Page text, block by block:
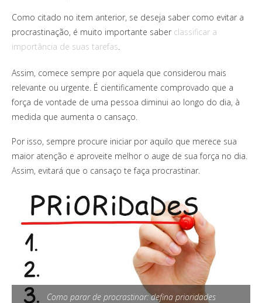
Como citado no item anterior, se deseja saber como evitar a
procrastinação, é muito importante saber classificar a
importância de suas tarefas
Assim, comece sempre por aquela que considerou mais
relevante ou urgente. É cientificamente comprovado que a
força de vontade de uma pessoa diminui ao longo do dia, à
medida que aumenta o cansaço.
Por isso, sempre procure iniciar por aquilo que merece sua
maior atenção e aproveite melhor o auge de sua força no dia.
Assim, evitará que o cansaço te faça procrastinar.
Como parar de procrastinar: defina prioridades